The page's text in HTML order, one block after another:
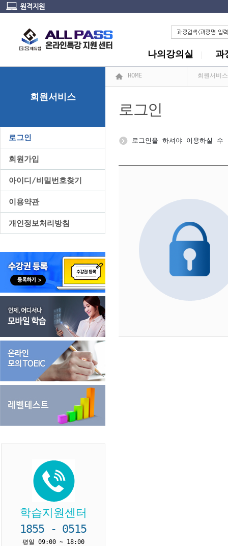
나의강의실 과
회원서비스
로그인
회원가입
아이디/비밀번호찾기
이용약관
개인정보처리방침
학습지원센터
1855 - 0515
평일 09:00 ~ 18:00
HOME 회원서비스
로그인
로그인을 하셔야 이용하실 수